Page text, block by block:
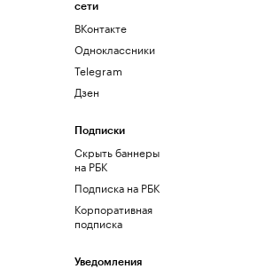
сети
ВКонтакте
Одноклассники
Telegram
Дзен
Подписки
Скрыть баннеры
на РБК
Подписка на РБК
Корпоративная
подписка
Уведомления